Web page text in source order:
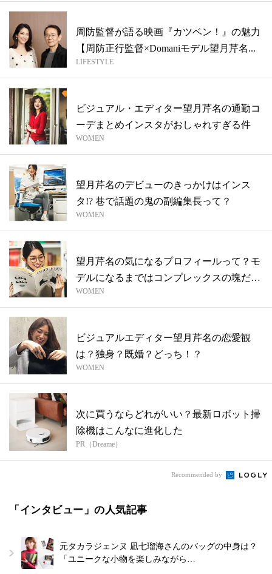
周防監督が語る映画『カツベン！』の魅力
【周防正行監督×Domaniモデル望月芹名...
LIFESTYLE
ビジュアル・エディター望月芹名の通勤コ
ーデまとめインスタがおしゃれすぎる件
WOMEN
望月芹名のデビューのきっかけはインス
タ!? 巷で話題の鬼の副編集長って？
WOMEN
望月芹名の気になるプロフィールって？モ
デルになるまではコンプレックスの塊だっ
た！...
WOMEN
ビジュアルエディター望月芹名の恋愛観
は？独身？既婚？どっち！？
WOMEN
次に買うならどれがいい？最新ロボット掃
除機はこんなに進化した
PR（Dreame）
Recommended by
「インタビュー」の人気記事
元タカラジェンヌ 凪七瑠海さんのバッグの中身は？
「ユニークな小物を楽しみながら…